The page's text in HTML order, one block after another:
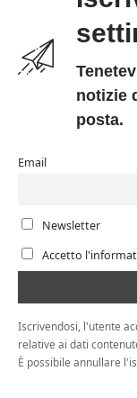
notizie
posta.
Email
Newsletter
Accetto
Iscrivendosi, l'utente
relative ai dati
È possibile annullare